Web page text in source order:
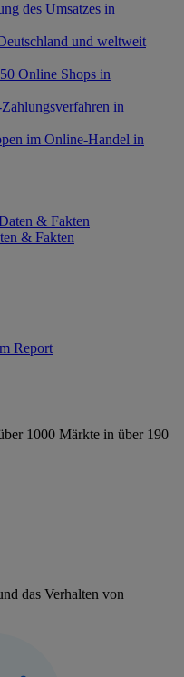
des Umsatzes in
und weltweit
Online Shops in
in
im Online-Handel in
& Fakten
& Fakten
Report
1000 Märkte in über 190
das Verhalten von